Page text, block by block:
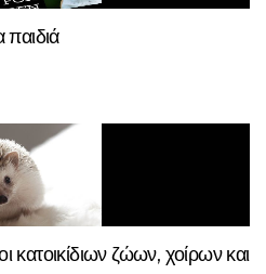
παιδιά
κατοικίδιων ζώων, χοίρων και